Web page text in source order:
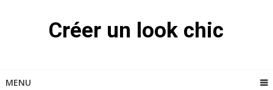
Créer un look chic
MENU